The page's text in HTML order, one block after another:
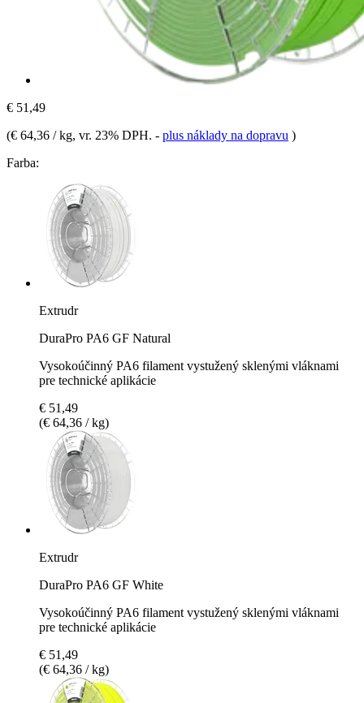
€ 51,49
(€ 64,36 / kg, vr. 23% DPH. - plus náklady na dopravu )
Farba:
Extrudr
DuraPro PA6 GF Natural
Vysokoúčinný PA6 filament vystužený sklenými vláknami
pre technické aplikácie
€ 51,49
(€ 64,36 / kg)
Extrudr
DuraPro PA6 GF White
Vysokoúčinný PA6 filament vystužený sklenými vláknami
pre technické aplikácie
€ 51,49
(€ 64,36 / kg)